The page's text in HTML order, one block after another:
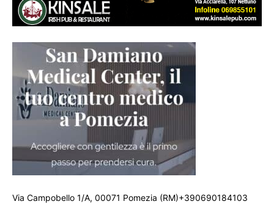
Via Campobello 1/A, 00071 Pomezia (RM)+390690184103